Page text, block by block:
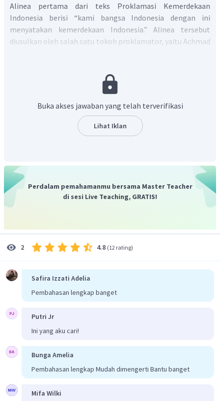
Alinea pertama dari teks Proklamasi Kemerdekaan
Indonesia berisi “kami bangsa Indonesia dengan ini
menyatakan kemerdekaan Indonesia.” Alinea tersebut
diusulkan oleh salah satu tokoh proklamator, yaitu Achmad
belenggu penjajahan. Pernyataan kemerdekaan ini menjadi
pemberitahuan yang resmi kepada seluruh dunia mengenai
negara yang berdaulat.
Dengan demikian, makna dari alinea pertama dalam teks
Proklamasi Kemerdekaan Indonesia adalah sebagai
Buka akses jawaban yang telah terverifikasi
Lihat Iklan
Perdalam pemahamanmu bersama Master Teacher
di sesi Live Teaching, GRATIS!
2 4.8 (12 rating)
Safira Izzati Adelia
Pembahasan lengkap banget
Putri Jr
Ini yang aku cari!
Bunga Amelia
Pembahasan lengkap Mudah dimengerti Bantu banget
Mifa Wilki